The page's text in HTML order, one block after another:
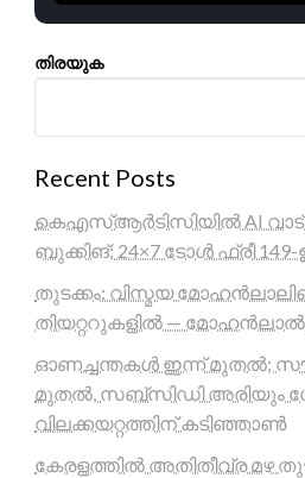
തിരയുക
Recent Posts
കെഎസ്ആർടിസിയിൽ AI
ബുക്കിങ്; 24×7 ടോൾ ഫ്രീ
തുടക്കം: വിസ്മയ
തിയറ്ററുകളിൽ —
ഓണച്ചന്തകൾ ഇന്ന് മുതൽ;
മുതൽ, സബ്സിഡി അരിയും
വിലക്കയറ്റത്തിന് കടിഞ്ഞാൺ
കേരളത്തിൽ അതിതീവ്ര മഴ